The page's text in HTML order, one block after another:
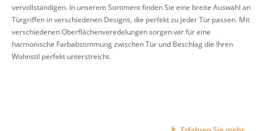
vervollständigen. In unserem Sortiment finden Sie eine breite Auswahl an
Türgriffen in verschiedenen Designs, die perfekt zu jeder Tür passen. Mit
verschiedenen Oberflächenveredelungen sorgen wir für eine
harmonische Farbabstimmung zwischen Tür und Beschlag die Ihren
Wohnstil perfekt unterstreicht.